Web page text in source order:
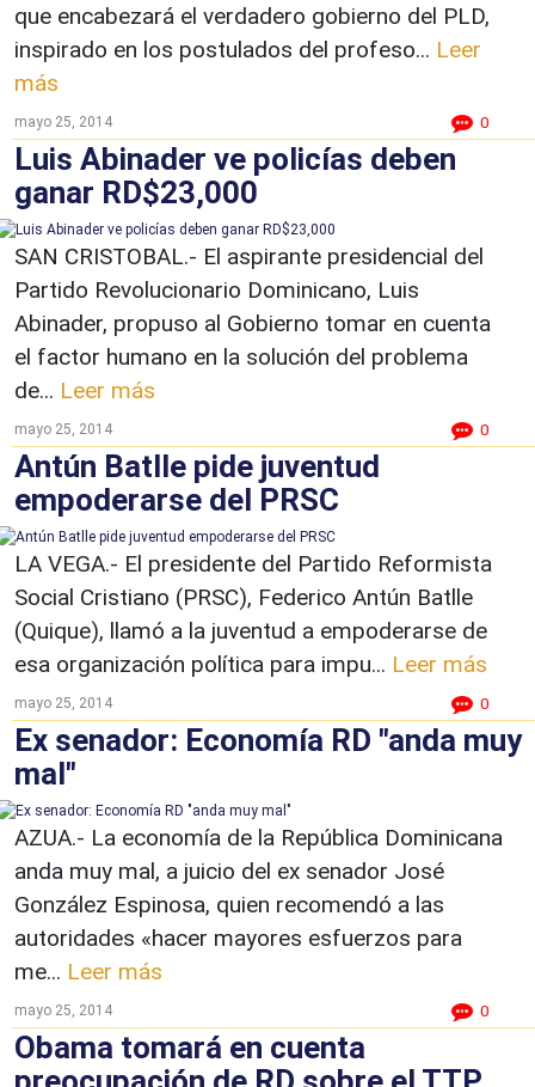
que encabezará el verdadero gobierno del PLD,
inspirado en los postulados del profeso... Leer
más
mayo 25, 2014 0
Luis Abinader ve policías deben
ganar RD$23,000
SAN CRISTOBAL.- El aspirante presidencial del
Partido Revolucionario Dominicano, Luis
Abinader, propuso al Gobierno tomar en cuenta
el factor humano en la solución del problema
de... Leer más
mayo 25, 2014 0
Antún Batlle pide juventud
empoderarse del PRSC
LA VEGA.- El presidente del Partido Reformista
Social Cristiano (PRSC), Federico Antún Batlle
(Quique), llamó a la juventud a empoderarse de
esa organización política para impu... Leer más
mayo 25, 2014 0
Ex senador: Economía RD "anda muy
mal"
AZUA.- La economía de la República Dominicana
anda muy mal, a juicio del ex senador José
González Espinosa, quien recomendó a las
autoridades «hacer mayores esfuerzos para
me... Leer más
mayo 25, 2014 0
Obama tomará en cuenta